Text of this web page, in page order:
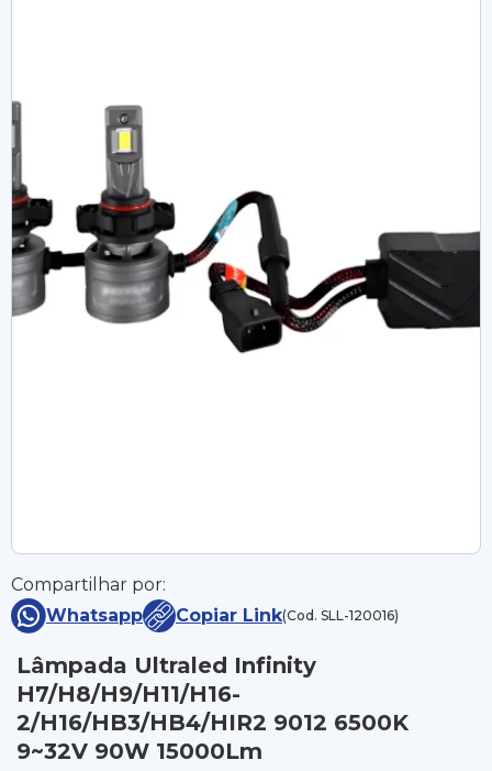
Compartilhar por:
Whatsapp
Copiar Link(Cod. SLL-120016)
Lâmpada Ultraled Infinity
H7/H8/H9/H11/H16-
2/H16/HB3/HB4/HIR2 9012 6500K
9~32V 90W 15000Lm